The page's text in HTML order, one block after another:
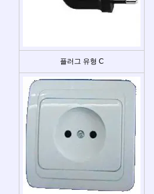
플러그 유형 C